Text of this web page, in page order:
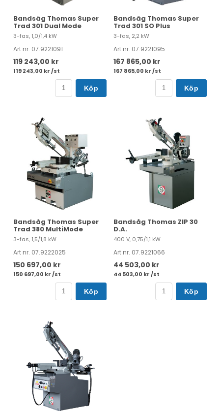
Bandsåg Thomas Super
Trad 301 Dual Mode
3-fas, 1,0/1,4 kW
Art nr. 07.9221091
119 243,00 kr
119 243,00 kr /st
Köp
Bandsåg Thomas Super
Trad 301 SO Plus
3-fas, 2,2 kW
Art nr. 07.9221095
167 865,00 kr
167 865,00 kr /st
Köp
Bandsåg Thomas Super
Trad 380 MultiMode
3-fas, 1,5/1,8 kW
Art nr. 07.9222025
150 697,00 kr
150 697,00 kr /st
Köp
Bandsåg Thomas ZIP 30
D.A.
400 V, 0,75/1,1 kW
Art nr. 07.9221066
44 503,00 kr
44 503,00 kr /st
Köp